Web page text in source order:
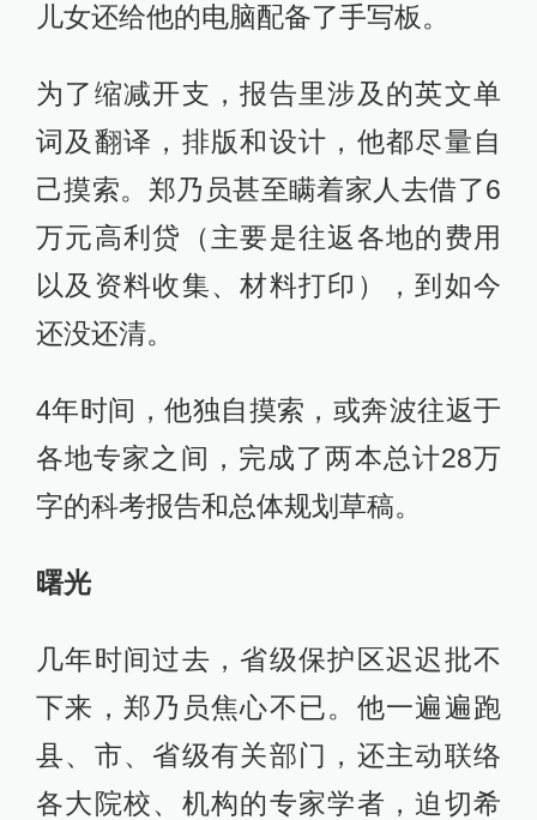
儿女还给他的电脑配备了手写板。
为了缩减开支，报告里涉及的英文单
词及翻译，排版和设计，他都尽量自
己摸索。郑乃员甚至瞒着家人去借了6
万元高利贷（主要是往返各地的费用
以及资料收集、材料打印），到如今
还没还清。
4年时间，他独自摸索，或奔波往返于
各地专家之间，完成了两本总计28万
字的科考报告和总体规划草稿。
曙光
几年时间过去，省级保护区迟迟批不
下来，郑乃员焦心不已。他一遍遍跑
县、市、省级有关部门，还主动联络
各大院校、机构的专家学者，迫切希